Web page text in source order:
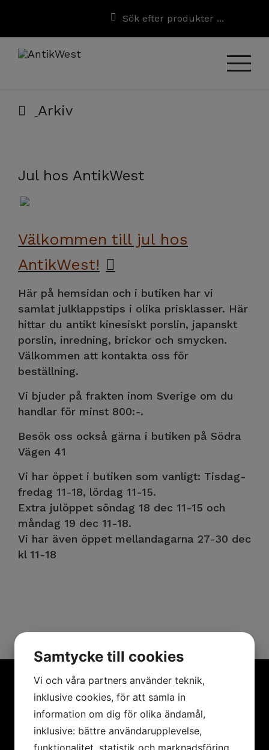
Arkiv
Jul hos AntikWest
Välkommen till jul hos
AntikWest!
Här på hemsidan och i butiken har vi
samlat julklappstips i olika prisklasser. Här
hittar du antikt kinesiskt porslin, japanskt
porslin, inredning, brickor och smycken.
Välkommen att kontakta oss för
beställning.
Vi bjuder på frakten inom Sverige om du
handlar för minst 800:-.
Besök oss också gärna i butiken på Södra
Vägen 41
Vi har öppet i butiken som vanligt: Tisdag-
fredag 11-18, lördag 11-15.
Extra julöppet söndag 18 dec 11-15 och
måndag 19 dec 11-18.
Vi har även öppet mellandagarna 27-30 dec
kl 11-18
Anmäl dig till vårt
nyhetsbrev!
Samtycke till cookies
Vi och våra partners använder teknik,
inklusive cookies, för att samla in
information om dig för olika ändamål,
inklusive: bättre användarupplevelse,
funktionalitet, statistik och marknadsföring.